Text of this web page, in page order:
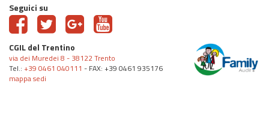
Seguici su
CGIL del Trentino
via dei Muredei 8 - 38122 Trento
Tel.: +39 0461 040111 - FAX: +39 0461 935176
mappa sedi